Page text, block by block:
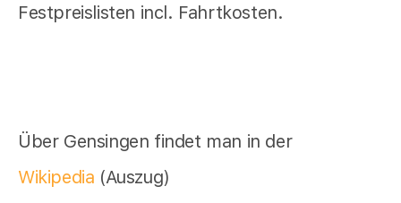
Festpreislisten incl. Fahrtkosten.
Über Gensingen findet man in der
Wikipedia (Auszug)